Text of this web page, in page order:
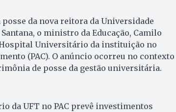
da nova reitora da Universidade
o ministro da Educação, Camilo
Universitário da instituição no
(PAC). O anúncio ocorreu no contexto
de posse da gestão universitária.
da UFT no PAC prevê investimentos